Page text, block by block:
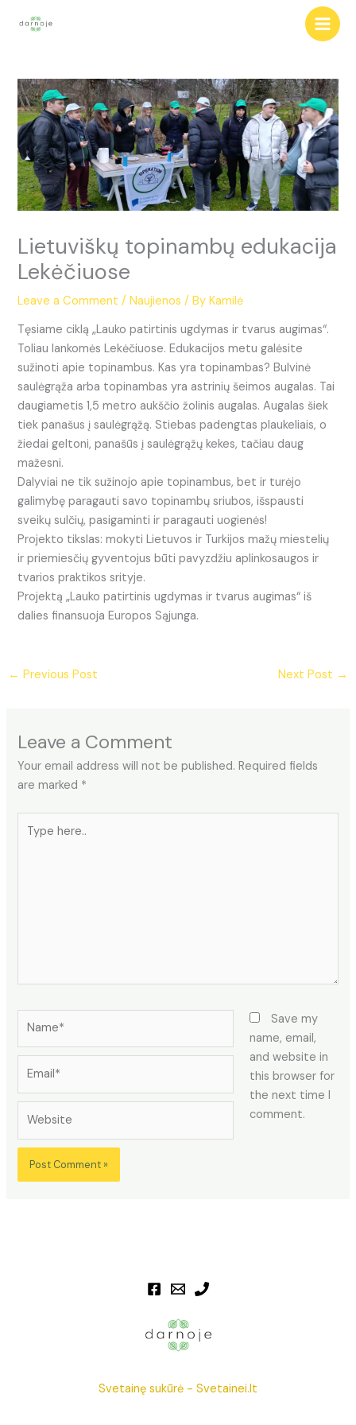
Lietuviškų topinambų edukacija
Lekėčiuose
Leave a Comment /Naujienos / ByKamilė
Tęsiame ciklą „Lauko patirtinis ugdymas ir tvarus augimas“.
Toliau lankomės Lekėčiuose. Edukacijos metu galėsite
sužinoti apie topinambus. Kas yra topinambas? Bulvinė
saulėgrąža arba topinambas yra astrinių šeimos augalas. Tai
daugiametis 1,5 metro aukščio žolinis augalas. Augalas šiek
tiek panašus į saulėgrąžą. Stiebas padengtas plaukeliais, o
žiedai geltoni, panašūs į saulėgrąžų kekes, tačiau daug
mažesni.
Dalyviai ne tik sužinojo apie topinambus, bet ir turėjo
galimybę paragauti savo topinambų sriubos, išspausti
sveikų sulčių, pasigaminti ir paragauti uogienės!
Projekto tikslas: mokyti Lietuvos ir Turkijos mažų miestelių
ir priemiesčių gyventojus būti pavyzdžiu aplinkosaugos ir
tvarios praktikos srityje.
Projektą „Lauko patirtinis ugdymas ir tvarus augimas“ iš
dalies finansuoja Europos Sąjunga.
← Previous Post Next Post →
Leave a Comment
Your email address will not be published. Required fields
are marked *
here..
Save my
name, email,
and website in
this browser for
the next time I
comment.
Svetainę sukūrė - Svetainei.lt